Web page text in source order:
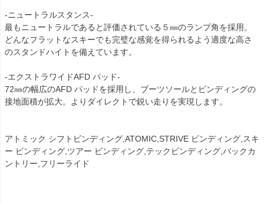
-ニュートラルスタンス-
最もニュートラルであると評価されている５㎜のランプ角を採用。
どんなフラットなスキーでも完璧な感覚を得られるよう適度な高さ
のスタンドハイトを備えています。
-エクストラワイドAFD パッド-
72㎜の幅広のAFD パッドを採用し、ブーツソールとビンディングの
接地面積が拡大。よりダイレクトで鋭い走りを実現します。
アトミック シフトビンディング,ATOMIC,STRIVE ビンディング,スキ
ー ビンディング,ツアー ビンディング,テックビンディング,バックカ
ントリー,フリーライド